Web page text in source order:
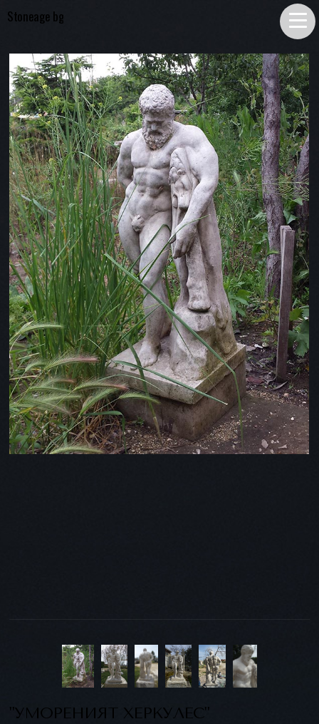
Stoneage bg
"УМОРЕНИЯТ ХЕРКУЛЕС"